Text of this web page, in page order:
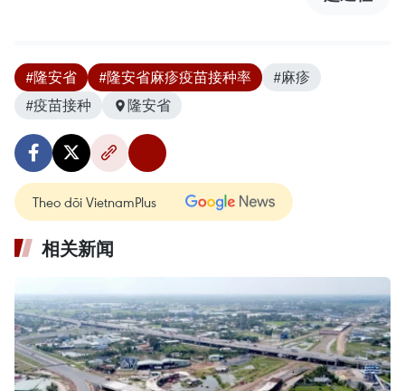
#隆安省 #隆安省麻疹疫苗接种率
#麻疹
#疫苗接种
隆安省
Theo dõi VietnamPlus
相关新闻